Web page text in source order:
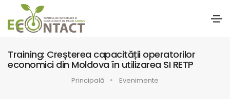
Training: Creșterea capacității operatorilor
economici din Moldova în utilizarea SI RETP
Principală Evenimente